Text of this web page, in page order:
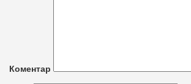
Коментар